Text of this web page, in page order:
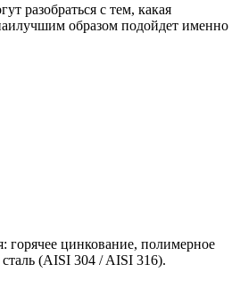
разобраться с тем, какая
образом подойдет именно
цинкование, полимерное
(AISI 304 / AISI 316).